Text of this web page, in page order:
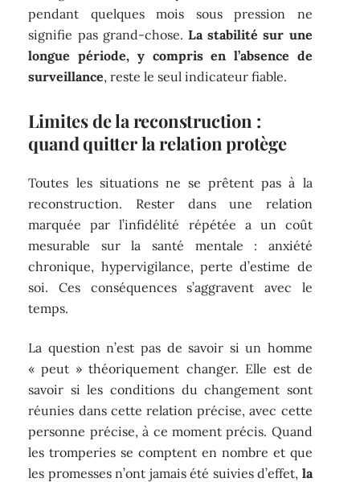
pendant quelques mois sous pression ne
signifie pas grand-chose. La stabilité sur une
longue période, y compris en l’absence de
surveillance, reste le seul indicateur fiable.
Limites de la reconstruction :
quand quitter la relation protège
Toutes les situations ne se prêtent pas à la
reconstruction. Rester dans une relation
marquée par l’infidélité répétée a un coût
mesurable sur la santé mentale : anxiété
chronique, hypervigilance, perte d’estime de
soi. Ces conséquences s’aggravent avec le
temps.
La question n’est pas de savoir si un homme
« peut » théoriquement changer. Elle est de
savoir si les conditions du changement sont
réunies dans cette relation précise, avec cette
personne précise, à ce moment précis. Quand
les tromperies se comptent en nombre et que
les promesses n’ont jamais été suivies d’effet, la